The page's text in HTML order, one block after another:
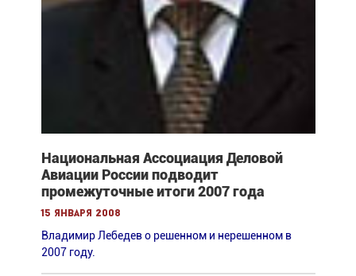
Национальная Ассоциация Деловой
Авиации России подводит
промежуточные итоги 2007 года
15 января 2008
Владимир Лебедев о решенном и нерешенном в
2007 году.